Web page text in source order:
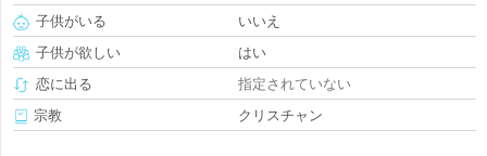
子供がいる
いいえ
子供が欲しい
はい
恋に出る
指定されていない
宗教
クリスチャン